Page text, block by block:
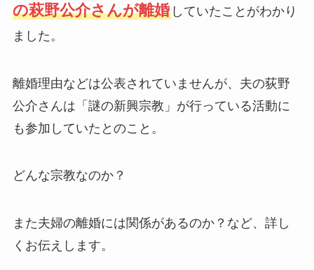
の萩野公介さんが離婚していたことがわかり
ました。
離婚理由などは公表されていませんが、夫の荻野
公介さんは「謎の新興宗教」が行っている活動に
も参加していたとのこと。
どんな宗教なのか？
また夫婦の離婚には関係があるのか？など、詳し
くお伝えします。